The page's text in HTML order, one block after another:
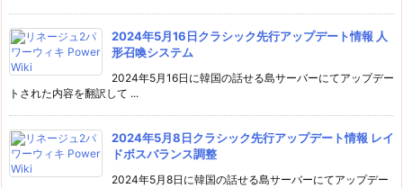
2024年5月16日クラシック先行アップデート情報 人
形召喚システム
2024年5月16日に韓国の話せる島サーバーにてアップデー
トされた内容を翻訳して ...
2024年5月8日クラシック先行アップデート情報 レイ
ドボスバランス調整
2024年5月8日に韓国の話せる島サーバーにてアップデー